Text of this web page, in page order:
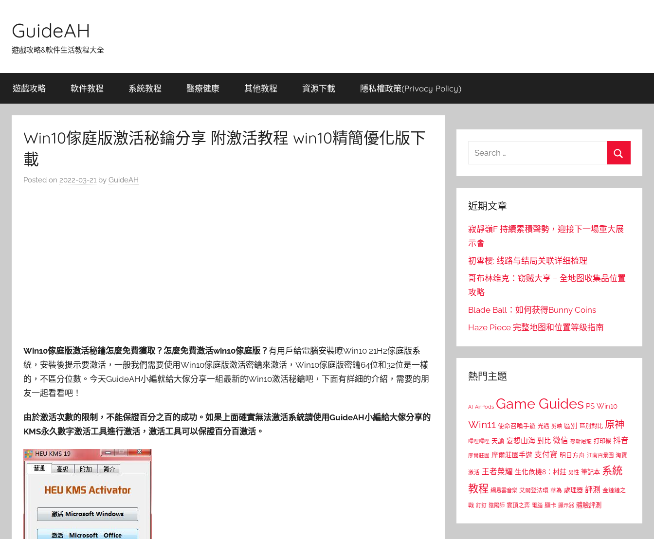
content
GuideAH
遊戲攻略&軟件生活教程大全
遊戲攻略 軟件教程 系統教程 醫療健康 其他教程 資源下載 隱私權政策(Privacy Policy)
Win10傢庭版激活秘鑰分享 附激活教程 win10精簡優化版下
載
Posted on 2022-03-21 by GuideAH
Win10傢庭版激活秘鑰怎麼免費獲取？怎麼免費激活win10傢庭版？ 有用戶給電腦安裝瞭Win10 21H2傢庭版系
統，安裝後提示要激活，一般我們需要使用Win10傢庭版激活密鑰來激活，Win10傢庭版密鑰64位和32位是一樣
的，不區分位數。今天GuideAH小編就給大傢分享一組最新的Win10激活秘鑰吧，下面有詳細的介紹，需要的朋
友一起看看吧！
由於激活次數的限制，不能保證百分之百的成功。如果上面確實無法激活系統請使用GuideAH小編給大傢分享的
KMS永久數字激活工具進行激活，激活工具可以保證百分百激活。
Search
近期文章
寂靜嶺F 持續累積聲勢，迎接下一場重大展
示會
初雪樱: 线路与结局关联详细梳理
哥布林维克：窃贼大亨 – 全地图收集品位置
攻略
Blade Ball：如何获得Bunny Coins
Haze Piece 完整地图和位置等级指南
熱門主題
AI AirPods Game Guides PS Win10
Win11 使命召喚手遊 光遇 剪映 區別 區別對比 原神
嗶哩嗶哩 天諭 妄想山海 對比 微信 怒斬屠龍 打印機 抖音
摩爾莊園 摩爾莊園手遊 支付寶 明日方舟 江南百景圖 淘寶
激活 王者榮耀 生化危機8：村莊 男性 筆記本 系統
教程 網易雲音樂 艾爾登法環 華為 處理器 評測 金鏟鏟之
戰 釘釘 陰陽師 雲頂之弈 電腦 顯卡 顯示器 體驗評測